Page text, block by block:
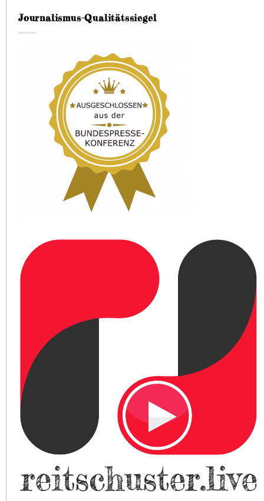
Journalismus-Qualitätssiegel